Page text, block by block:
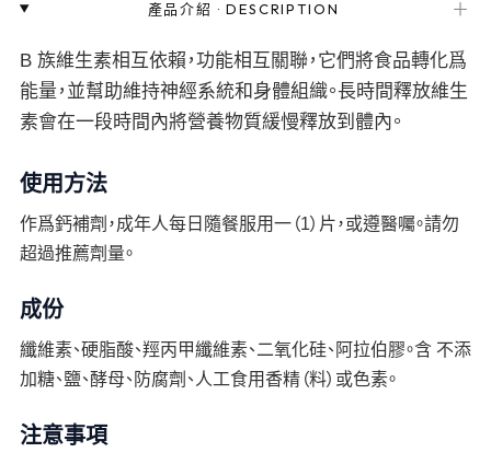
產品介紹 ·DESCRIPTION ＋
B 族維生素相互依賴，功能相互關聯，它們將食品轉化爲
能量，並幫助維持神經系統和身體組織。長時間釋放維生
素會在一段時間內將營養物質緩慢釋放到體內。
使用方法
作爲鈣補劑，成年人每日隨餐服用一（1）片，或遵醫囑。請勿
超過推薦劑量。
成份
纖維素、硬脂酸、羥丙甲纖維素、二氧化硅、阿拉伯膠。含 不添
加糖、鹽、酵母、防腐劑、人工食用香精（料）或色素。
注意事項